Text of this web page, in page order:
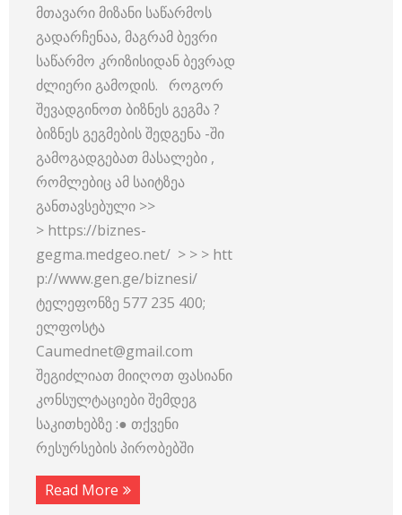
მთავარი მიზანი საწარმოს
გადარჩენაა, მაგრამ ბევრი
საწარმო კრიზისიდან ბევრად
ძლიერი გამოდის. როგორ
შევადგინოთ ბიზნეს გეგმა ?
ბიზნეს გეგმების შედგენა -ში
გამოგადგებათ მასალები ,
რომლებიც ამ საიტზეა
განთავსებული >>
> https://biznes-
gegma.medgeo.net/ > > > htt
p://www.gen.ge/biznesi/
ტელეფონზე 577 235 400;
ელფოსტა
Caumednet@gmail.com
შეგიძლიათ მიიღოთ ფასიანი
კონსულტაციები შემდეგ
საკითხებზე :● თქვენი
რესურსების პირობებში
Read More